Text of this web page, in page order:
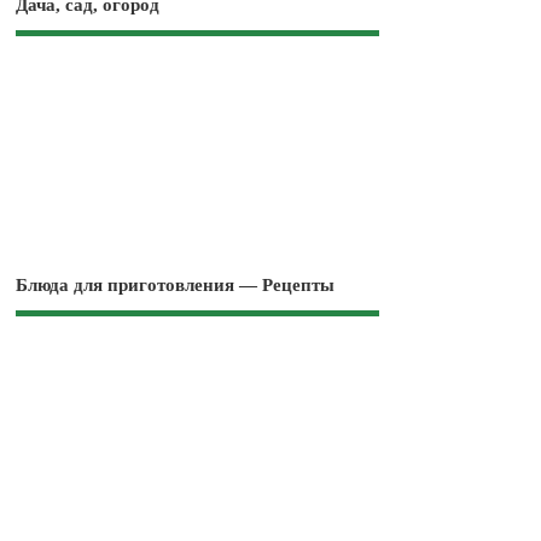
Дача, сад, огород
Блюда для приготовления — Рецепты